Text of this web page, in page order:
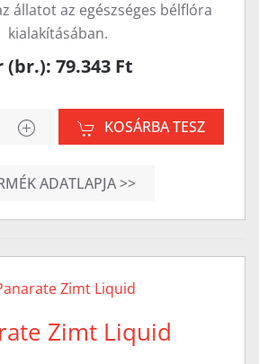
állatot az egészséges bélflóra
kialakításában.
(br.): 79.343 Ft
KOSÁRBA TESZ
ADATLAPJA >>
Zimt Liquid